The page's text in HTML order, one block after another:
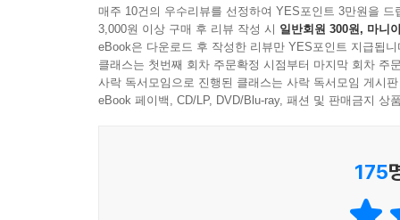
그러나 우리는 휘몰아치는 감정을 다루는 방법을
“나는 왜 기분이 안 좋으면 다른 사람이 될까?”
내 기분이 내 맘대로 되지 않는 이유는
크고 작은 차이만 있을 뿐이지 누구나 기분을 드
매주 10건의 우수리뷰를 선정하여 YES포인트 3만원을 드
3,000원 이상 구매 후 리뷰 작성 시 일반회원 300원, 마니
eBook은 다운로드 후 작성한 리뷰만 YES포인트 지급됩니
클래스는 첫번째 회차 주문확정 시점부터 마지막 회차 주
사락 독서모임으로 진행된 클래스는 사락 독서모임 게시
eBook 페이백, CD/LP, DVD/Blu-ray, 패션 및 판매금지 상
175